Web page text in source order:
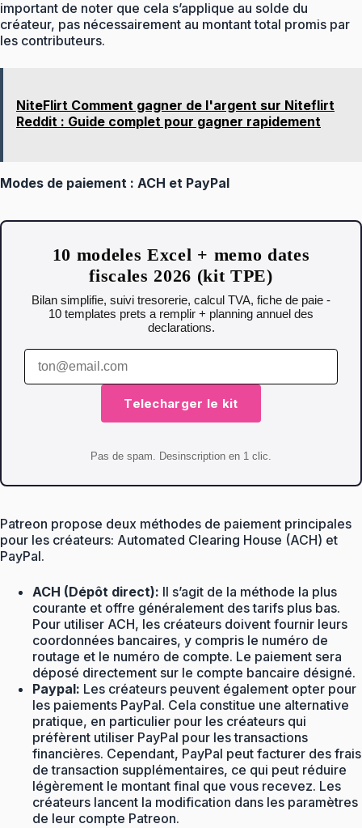
important de noter que cela s’applique au solde du
créateur, pas nécessairement au montant total promis par
les contributeurs.
NiteFlirt Comment gagner de l'argent sur Niteflirt
Reddit : Guide complet pour gagner rapidement
Modes de paiement : ACH et PayPal
10 modeles Excel + memo dates
fiscales 2026 (kit TPE)
Bilan simplifie, suivi tresorerie, calcul TVA, fiche de paie -
10 templates prets a remplir + planning annuel des
declarations.
Telecharger le kit
Pas de spam. Desinscription en 1 clic.
Patreon propose deux méthodes de paiement principales
pour les créateurs: Automated Clearing House (ACH) et
PayPal.
ACH (Dépôt direct): Il s’agit de la méthode la plus
courante et offre généralement des tarifs plus bas.
Pour utiliser ACH, les créateurs doivent fournir leurs
coordonnées bancaires, y compris le numéro de
routage et le numéro de compte. Le paiement sera
déposé directement sur le compte bancaire désigné.
Paypal: Les créateurs peuvent également opter pour
les paiements PayPal. Cela constitue une alternative
pratique, en particulier pour les créateurs qui
préfèrent utiliser PayPal pour les transactions
financières. Cependant, PayPal peut facturer des frais
de transaction supplémentaires, ce qui peut réduire
légèrement le montant final que vous recevez. Les
créateurs lancent la modification dans les paramètres
de leur compte Patreon.